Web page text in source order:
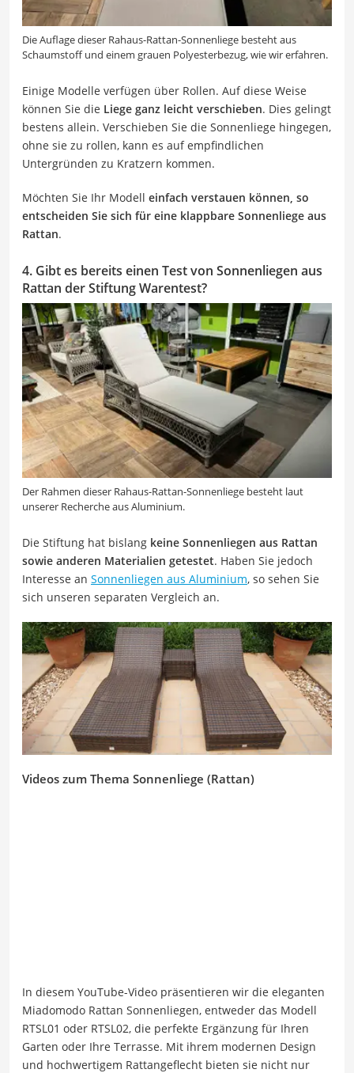
Die Auflage dieser Rahaus-Rattan-Sonnenliege besteht aus
Schaumstoff und einem grauen Polyesterbezug, wie wir erfahren.
Einige Modelle verfügen über Rollen. Auf diese Weise
können Sie die Liege ganz leicht verschieben. Dies gelingt
bestens allein. Verschieben Sie die Sonnenliege hingegen,
ohne sie zu rollen, kann es auf empfindlichen
Untergründen zu Kratzern kommen.
Möchten Sie Ihr Modell einfach verstauen können, so
entscheiden Sie sich für eine klappbare Sonnenliege aus
Rattan.
4. Gibt es bereits einen Test von Sonnenliegen aus
Rattan der Stiftung Warentest?
Der Rahmen dieser Rahaus-Rattan-Sonnenliege besteht laut
unserer Recherche aus Aluminium.
Die Stiftung hat bislang keine Sonnenliegen aus Rattan
sowie anderen Materialien getestet. Haben Sie jedoch
Interesse an Sonnenliegen aus Aluminium, so sehen Sie
sich unseren separaten Vergleich an.
Videos zum Thema Sonnenliege (Rattan)
In diesem YouTube-Video präsentieren wir die eleganten
Miadomodo Rattan Sonnenliegen, entweder das Modell
RTSL01 oder RTSL02, die perfekte Ergänzung für Ihren
Garten oder Ihre Terrasse. Mit ihrem modernen Design
und hochwertigem Rattangeflecht bieten sie nicht nur